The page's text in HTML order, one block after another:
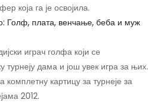
која га је освојила.
Голф, плата, венчање, беба и муж
играч голфа који се
турнеју дама и још увек игра за њих.
комплетну картицу за турнеје за
2012.